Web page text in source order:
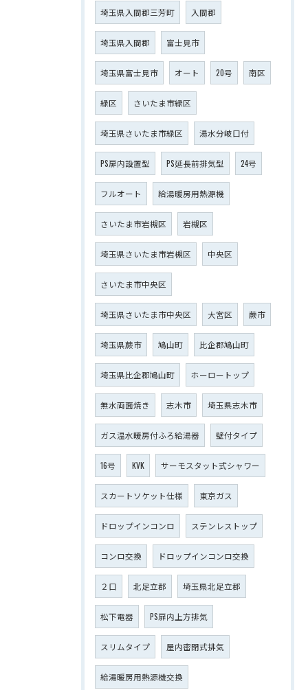
埼玉県入間郡三芳町 入間郡
埼玉県入間郡 富士見市
埼玉県富士見市 オート 20号 南区
緑区 さいたま市緑区
埼玉県さいたま市緑区 湯水分岐口付
PS扉内設置型 PS延長前排気型 24号
フルオート 給湯暖房用熱源機
さいたま市岩槻区 岩槻区
埼玉県さいたま市岩槻区 中央区
さいたま市中央区
埼玉県さいたま市中央区 大宮区 蕨市
埼玉県蕨市 鳩山町 比企郡鳩山町
埼玉県比企郡鳩山町 ホーロートップ
無水両面焼き 志木市 埼玉県志木市
ガス温水暖房付ふろ給湯器 壁付タイプ
16号 KVK サーモスタット式シャワー
スカートソケット仕様 東京ガス
ドロップインコンロ ステンレストップ
コンロ交換 ドロップインコンロ交換
２口 北足立郡 埼玉県北足立郡
松下電器 PS扉内上方排気
スリムタイプ 屋内密閉式排気
給湯暖房用熱源機交換